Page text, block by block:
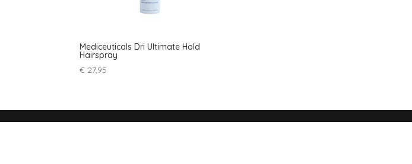
Mediceuticals Dri Ultimate Hold
Hairspray
€ 27,95